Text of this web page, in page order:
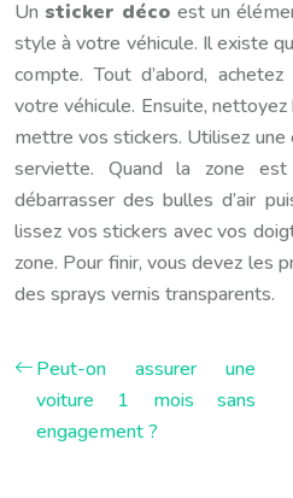
Un sticker déco est un
style à votre véhicule. Il existe
compte. Tout d’abord,
votre véhicule. Ensuite,
mettre vos stickers. Utilisez une
serviette. Quand la zone
débarrasser des bulles d’air
lissez vos stickers avec vos
zone. Pour finir, vous devez les
des sprays vernis transparents.
Peut-on assurer une
voiture 1 mois sans
engagement ?